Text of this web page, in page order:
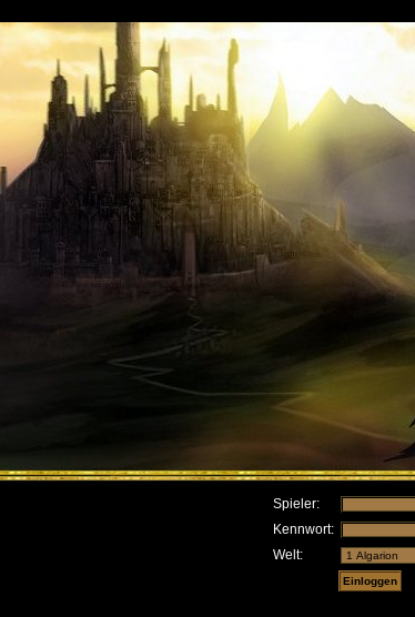
Spieler:
Kennwort:
Welt: